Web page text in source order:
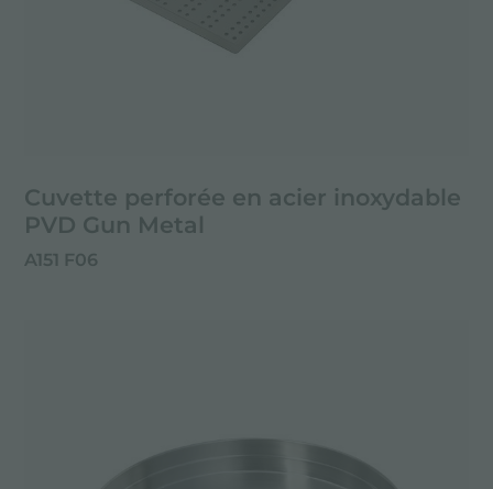
Cuvette perforée en acier inoxydable
PVD Gun Metal
A151 F06